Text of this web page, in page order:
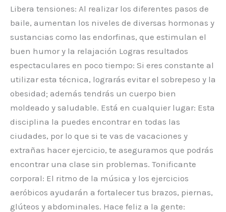
Libera tensiones: Al realizar los diferentes pasos de
baile, aumentan los niveles de diversas hormonas y
sustancias como las endorfinas, que estimulan el
buen humor y la relajación Logras resultados
espectaculares en poco tiempo: Si eres constante al
utilizar esta técnica, lograrás evitar el sobrepeso y la
obesidad; además tendrás un cuerpo bien
moldeado y saludable. Está en cualquier lugar: Esta
disciplina la puedes encontrar en todas las
ciudades, por lo que si te vas de vacaciones y
extrañas hacer ejercicio, te aseguramos que podrás
encontrar una clase sin problemas. Tonificante
corporal: El ritmo de la música y los ejercicios
aeróbicos ayudarán a fortalecer tus brazos, piernas,
glúteos y abdominales. Hace feliz a la gente: